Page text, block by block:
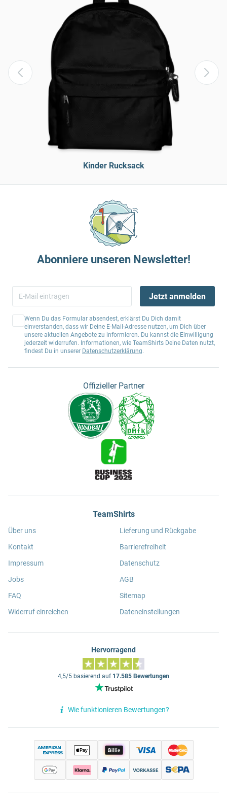
Kinder Rucksack
Abonniere unseren Newsletter!
Jetzt anmelden
Wenn Du das Formular absendest, erklärst Du Dich damit
einverstanden, dass wir Deine E-Mail-Adresse nutzen, um Dich über
unsere aktuellen Angebote zu informieren. Du kannst die Einwilligung
jederzeit widerrufen. Informationen, wie TeamShirts Deine Daten nutzt,
findest Du in unserer Datenschutzerklärung.
Offizieller Partner
TeamShirts
Über uns
Kontakt
Impressum
Jobs
FAQ
Widerruf einreichen
Lieferung und Rückgabe
Barrierefreiheit
Datenschutz
AGB
Sitemap
Dateneinstellungen
Hervorragend
4,5/5 basierend auf 17.585 Bewertungen
Wie funktionieren Bewertungen?